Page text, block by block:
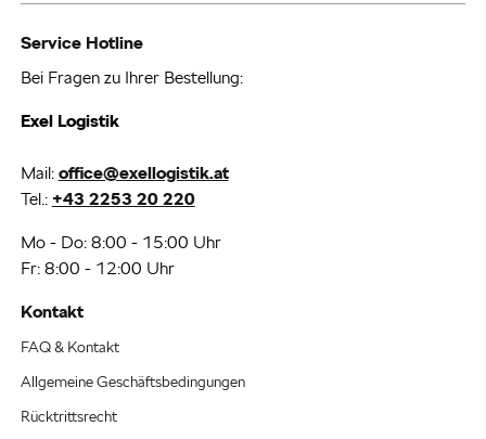
Service Hotline
Bei Fragen zu Ihrer Bestellung:
Exel Logistik
Mail: office@exellogistik.at
Tel.: +43 2253 20 220
Mo - Do: 8:00 - 15:00 Uhr
Fr: 8:00 - 12:00 Uhr
Kontakt
FAQ & Kontakt
Allgemeine Geschäftsbedingungen
Rücktrittsrecht